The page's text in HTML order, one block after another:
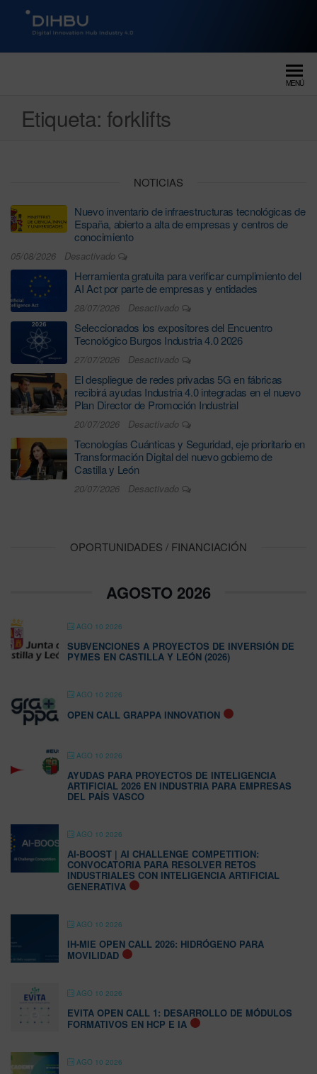
DIGITAL INNOVATION HUB
MENÚ
Etiqueta: forklifts
NOTICIAS
Nuevo inventario de infraestructuras tecnológicas de
España, abierto a alta de empresas y centros de
conocimiento
05/08/2026 Desactivado
Herramienta gratuita para verificar cumplimiento del
AI Act por parte de empresas y entidades
28/07/2026 Desactivado
Seleccionados los expositores del Encuentro
Tecnológico Burgos Industria 4.0 2026
27/07/2026 Desactivado
El despliegue de redes privadas 5G en fábricas
recibirá ayudas Industria 4.0 integradas en el nuevo
Plan Director de Promoción Industrial
20/07/2026 Desactivado
Tecnologías Cuánticas y Seguridad, eje prioritario en
Transformación Digital del nuevo gobierno de
Castilla y León
20/07/2026 Desactivado
OPORTUNIDADES / FINANCIACIÓN
AGOSTO 2026
AGO 10 2026
SUBVENCIONES A PROYECTOS DE INVERSIÓN DE
PYMES EN CASTILLA Y LEÓN (2026)
AGO 10 2026
OPEN CALL GRAPPA INNOVATION
AGO 10 2026
AYUDAS PARA PROYECTOS DE INTELIGENCIA
ARTIFICIAL 2026 EN INDUSTRIA PARA EMPRESAS
DEL PAÍS VASCO
AGO 10 2026
AI-BOOST | AI CHALLENGE COMPETITION:
CONVOCATORIA PARA RESOLVER RETOS
INDUSTRIALES CON INTELIGENCIA ARTIFICIAL
GENERATIVA
AGO 10 2026
IH-MIE OPEN CALL 2026: HIDRÓGENO PARA
MOVILIDAD
AGO 10 2026
EVITA OPEN CALL 1: DESARROLLO DE MÓDULOS
FORMATIVOS EN HCP E IA
AGO 10 2026